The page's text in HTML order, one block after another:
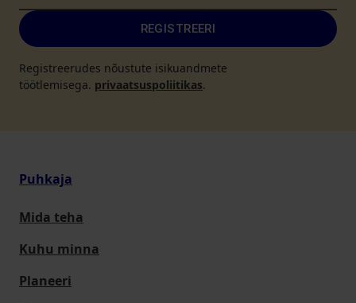
REGISTREERI
Registreerudes nõustute isikuandmete
töötlemisega. privaatsuspoliitikas.
Puhkaja
Mida teha
Kuhu minna
Planeeri